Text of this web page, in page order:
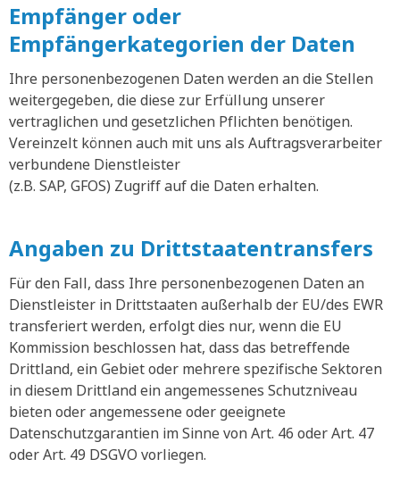
Empfänger oder
Empfängerkategorien der Daten
Ihre personenbezogenen Daten werden an die Stellen
weitergegeben, die diese zur Erfüllung unserer
vertraglichen und gesetzlichen Pflichten benötigen.
Vereinzelt können auch mit uns als Auftragsverarbeiter
verbundene Dienstleister
(z.B. SAP, GFOS) Zugriff auf die Daten erhalten.
Angaben zu Drittstaatentransfers
Für den Fall, dass Ihre personenbezogenen Daten an
Dienstleister in Drittstaaten außerhalb der EU/des EWR
transferiert werden, erfolgt dies nur, wenn die EU
Kommission beschlossen hat, dass das betreffende
Drittland, ein Gebiet oder mehrere spezifische Sektoren
in diesem Drittland ein angemessenes Schutzniveau
bieten oder angemessene oder geeignete
Datenschutzgarantien im Sinne von Art. 46 oder Art. 47
oder Art. 49 DSGVO vorliegen.